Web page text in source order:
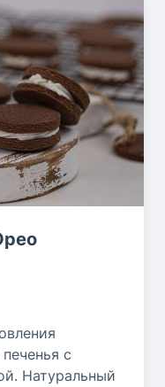
с
Натуральный